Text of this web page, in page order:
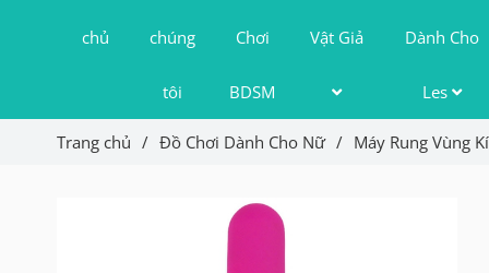
chủ chúng
tôi
Chơi
BDSM
Vật Giả Dành Cho
Les
Trang chủ / Đồ Chơi Dành Cho Nữ / Máy Rung Vùng